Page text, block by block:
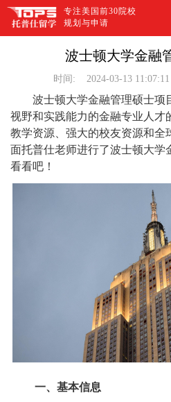
专注美国前30院校
规划与申请
波士顿大学金融
时间: 2024-03-13 11:07:11
波士顿大学金融管理硕士项
视野和实践能力的金融专业人才
教学资源、强大的校友资源和全
面托普仕老师进行了波士顿大学
看看吧！
一、基本信息